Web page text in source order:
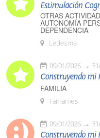
Estimulación
OTRAS
AUTONOMÍA
DEPENDENCIA
Ledesma
09/01/2026
Construyendo mi
FAMILIA
Tamames
09/01/2026
Construyendo mi